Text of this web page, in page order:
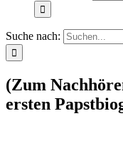
Suche nach:
(Zum
ersten